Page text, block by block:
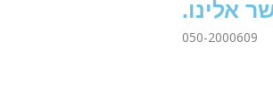
אלינו.
050-2000609